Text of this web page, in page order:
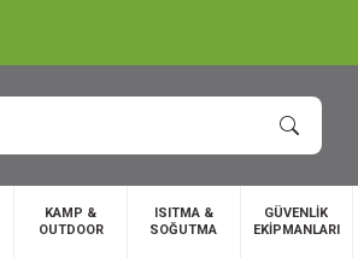
KAMP &
OUTDOOR
ISITMA &
SOĞUTMA
GÜVENLİK
EKİPMANLARI